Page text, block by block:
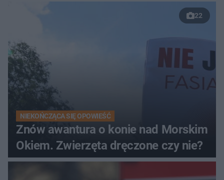
22
NIEKOŃCZĄCA SIĘ OPOWIEŚĆ
Znów awantura o konie nad Morskim
Okiem. Zwierzęta dręczone czy nie?